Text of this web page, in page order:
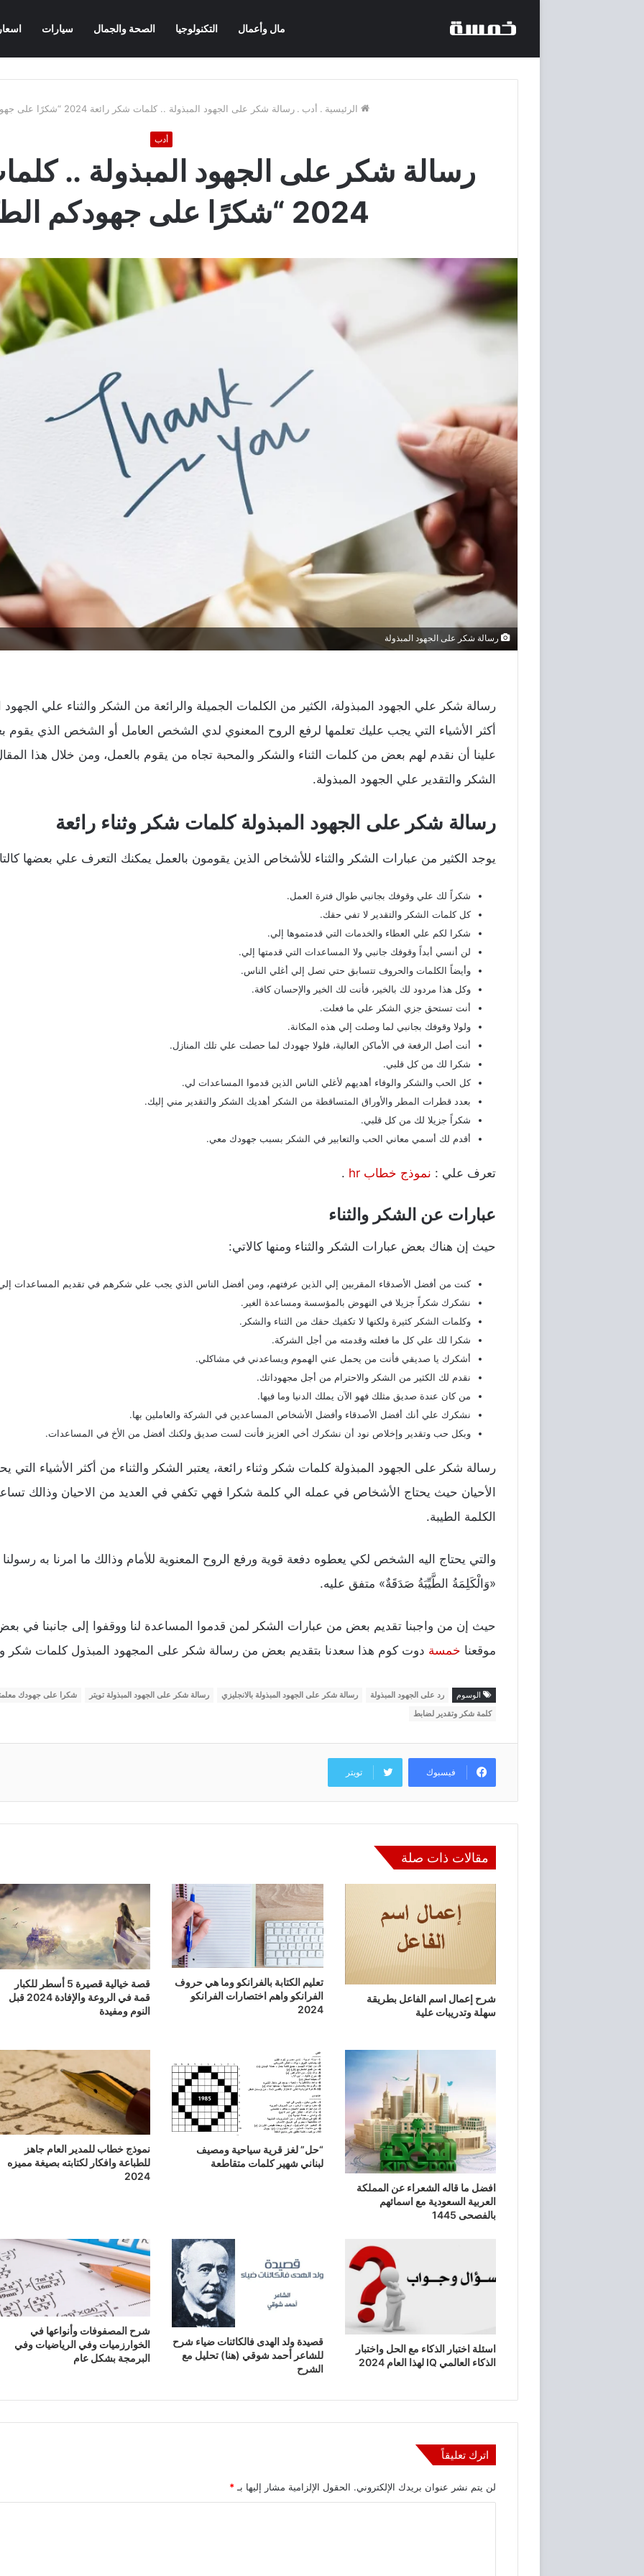
مال وأعمال التكنولوجيا الصحة والجمال سيارات
الرئيسية . أدب . رسالة شكر على الجهود المبذولة .. كلمات شكر رائعة 2024 “شكرًا على جهودكم الطيّبة”
أدب
رسالة شكر على الجهود المبذولة ..
2024 “شكرًا على جهودكم الطيّبة”
رسالة شكر على الجهود المبذولة
رسالة شكر علي الجهود المبذولة، الكثير من الكلمات الجميلة والرائعة من الشكر والثناء علي
أكثر الأشياء التي يجب عليك تعلمها لرفع الروح المعنوي لدي الشخص العامل أو الشخص الذي
علينا أن نقدم لهم بعض من كلمات الثناء والشكر والمحبة تجاه من يقوم بالعمل، ومن خلال هذا
الشكر والتقدير علي الجهود المبذولة.
رسالة شكر على الجهود المبذولة كلمات شكر وثناء رائعة
يوجد الكثير من عبارات الشكر والثناء للأشخاص الذين يقومون بالعمل يمكنك التعرف علي بعضها
شكراً لك علي وقوفك بجانبي طوال فترة العمل.
كل كلمات الشكر والتقدير لا تفي حقك.
شكرا لكم علي العطاء والخدمات التي قدمتموها إلي.
لن أنسي أبداً وقوفك جانبي ولا المساعدات التي قدمتها إلي.
وأيضاً الكلمات والحروف تتسابق حتي تصل إلي أغلي الناس.
وكل هذا مردود لك بالخير، فأنت لك الخير والإحسان كافة.
أنت تستحق جزي الشكر علي ما فعلت.
ولولا وقوفك بجانبي لما وصلت إلي هذه المكانة.
أنت أصل الرفعة في الأماكن العالية، فلولا جهودك لما حصلت علي تلك المنازل.
شكرا لك من كل قلبي.
كل الحب والشكر والوفاء أهديهم لأغلي الناس الذين قدموا المساعدات لي.
بعدد قطرات المطر والأوراق المتساقطة من الشكر أهديك الشكر والتقدير مني إليك.
شكراً جزيلا لك من كل قلبي.
أقدم لك أسمي معاني الحب والتعابير في الشكر بسبب جهودك معي.
تعرف علي : نموذج خطاب hr .
عبارات عن الشكر والثناء
حيث إن هناك بعض عبارات الشكر والثناء ومنها كالاتي:
كنت من أفضل الأصدقاء المقربين إلي الذين عرفتهم، ومن أفضل الناس الذي يجب علي شكرهم في تقديم المساعدات
نشكرك شكراً جزيلا في النهوض بالمؤسسة ومساعدة الغير.
وكلمات الشكر كثيرة ولكنها لا تكفيك حقك من الثناء والشكر.
شكرا لك علي كل ما فعلته وقدمته من أجل الشركة.
أشكرك يا صديقي فأنت من يحمل عني الهموم ويساعدني في مشاكلي.
نقدم لك الكثير من الشكر والاحترام من أجل مجهوداتك.
من كان عندة صديق مثلك فهو الآن يملك الدنيا وما فيها.
نشكرك علي أنك أفضل الأصدقاء وأفضل الأشخاص المساعدين في الشركة والعاملين بها.
وبكل حب وتقدير وإخلاص نود أن نشكرك أخي العزيز فأنت لست صديق ولكنك أفضل من الأخ في المساعدات.
رسالة شكر على الجهود المبذولة كلمات شكر وثناء رائعة، يعتبر الشكر والثناء من أكثر الأشياء
الأحيان حيث يحتاج الأشخاص في عمله الي كلمة شكرا فهي تكفي في العديد من الاحيان وذالك
الكلمة الطيبة.
والتي يحتاج اليه الشخص لكي يعطوه دفعة قوية ورفع الروح المعنوية للأمام وذالك ما امرنا به
«وَالْكَلِمَةُ الطَّيِّبَةُ صَدَقَةٌ» متفق عليه.
حيث إن من واجبنا تقديم بعض من عبارات الشكر لمن قدموا المساعدة لنا ووقفوا إلى جانبنا في
موقعنا خمسة دوت كوم هذا سعدنا بتقديم بعض من رسالة شكر على المجهود المبذول كلمات شكر
الوسوم رد على الجهود المبذولة رسالة شكر على الجهود المبذولة بالانجليزي رسالة شكر على الجهود المبذولة تويتر
شكرا على جهودك
كلمة شكر وتقدير لضابط
فيسبوك تويتر
مقالات ذات صلة
شرح إعمال اسم الفاعل بطريقة
سهلة وتدريبات علية
تعليم الكتابة بالفرانكو وما هي حروف
الفرانكو واهم اختصارات الفرانكو
2024
قصة خيالية قصيرة 5 أسطر للكبار
قمة في الروعة والإفادة 2024 قبل
النوم ومفيدة
افضل ما قاله الشعراء عن المملكة
العربية السعودية مع اسمائهم
بالفصحى 1445
“حل” لغز قرية سياحية ومصيف
لبناني شهير كلمات متقاطعة
نموذج خطاب للمدير العام جاهز
للطباعة وافكار لكتابته بصيغة مميزه
2024
اسئلة اختبار الذكاء مع الحل واختبار
الذكاء العالمي IQ لهذا العام 2024
قصيدة ولد الهدى فالكائنات ضياء شرح
للشاعر أحمد شوقي (هنا) تحليل مع
الشرح
شرح المصفوفات وأنواعها في
الخوارزميات وفي الرياضيات وفي
البرمجة بشكل عام
اترك تعليقاً
لن يتم نشر عنوان بريدك الإلكتروني. الحقول الإلزامية مشار إليها بـ*